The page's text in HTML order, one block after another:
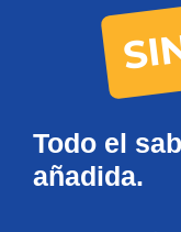
Todo el
añadida.